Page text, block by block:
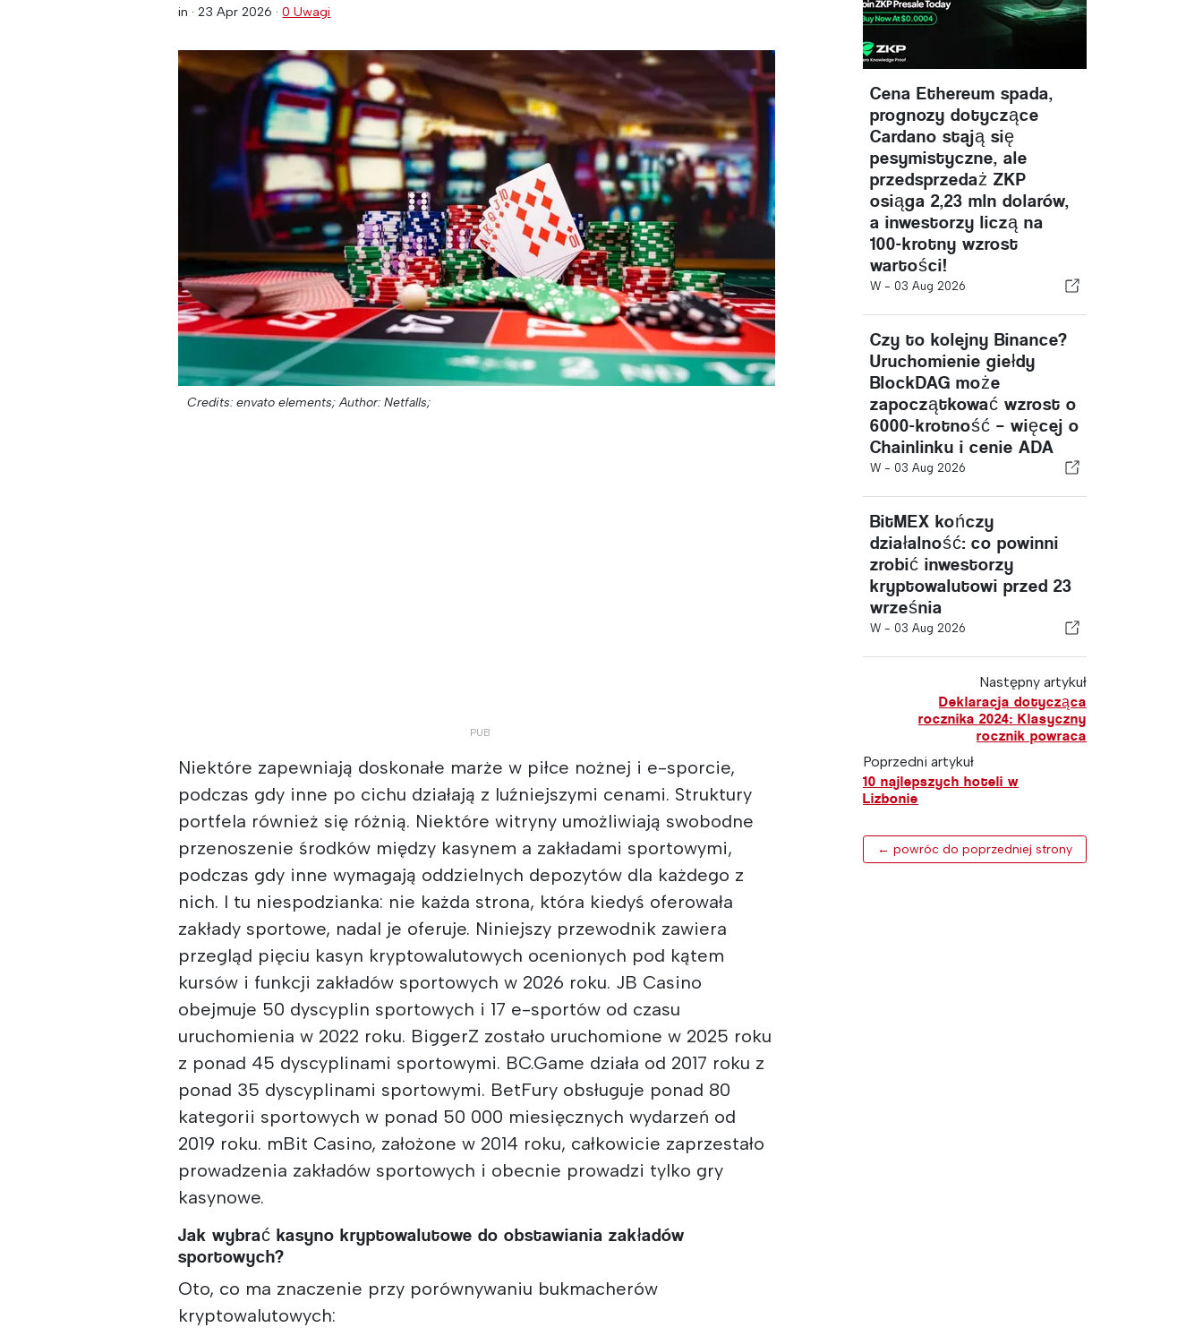
in ·23 Apr 2026 ·0 Uwagi
Credits: envato elements; Author: Netfalls;
Niektóre zapewniają doskonałe marże w piłce nożnej i e-sporcie,
podczas gdy inne po cichu działają z luźniejszymi cenami. Struktury
portfela również się różnią. Niektóre witryny umożliwiają swobodne
przenoszenie środków między kasynem a zakładami sportowymi,
podczas gdy inne wymagają oddzielnych depozytów dla każdego z
nich. I tu niespodzianka: nie każda strona, która kiedyś oferowała
zakłady sportowe, nadal je oferuje. Niniejszy przewodnik zawiera
przegląd pięciu kasyn kryptowalutowych ocenionych pod kątem
kursów i funkcji zakładów sportowych w 2026 roku. JB Casino
obejmuje 50 dyscyplin sportowych i 17 e-sportów od czasu
uruchomienia w 2022 roku. BiggerZ zostało uruchomione w 2025 roku
z ponad 45 dyscyplinami sportowymi. BC.Game działa od 2017 roku z
ponad 35 dyscyplinami sportowymi. BetFury obsługuje ponad 80
kategorii sportowych w ponad 50 000 miesięcznych wydarzeń od
2019 roku. mBit Casino, założone w 2014 roku, całkowicie zaprzestało
prowadzenia zakładów sportowych i obecnie prowadzi tylko gry
kasynowe.
Jak wybrać kasyno kryptowalutowe do obstawiania zakładów
sportowych?
Oto, co ma znaczenie przy porównywaniu bukmacherów
kryptowalutowych:
Cena Ethereum spada,
prognozy dotyczące
Cardano stają się
pesymistyczne, ale
przedsprzedaż ZKP
osiąga 2,23 mln dolarów,
a inwestorzy liczą na
100-krotny wzrost
wartości!
W - 03 Aug 2026
Czy to kolejny Binance?
Uruchomienie giełdy
BlockDAG może
zapoczątkować wzrost o
6000-krotność – więcej o
Chainlinku i cenie ADA
W - 03 Aug 2026
BitMEX kończy
działalność: co powinni
zrobić inwestorzy
kryptowalutowi przed 23
września
W - 03 Aug 2026
Następny artykuł
Deklaracja dotycząca
rocznika 2024: Klasyczny
rocznik powraca
Poprzedni artykuł
10 najlepszych hoteli w
Lizbonie
← powróc do poprzedniej strony